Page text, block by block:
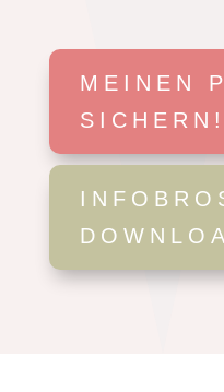
MEINEN
SICHERN!